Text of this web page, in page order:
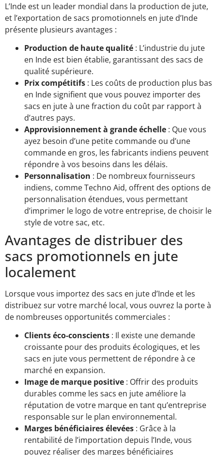
L’Inde est un leader mondial dans la production de jute,
et l’exportation de sacs promotionnels en jute d’Inde
présente plusieurs avantages :
Production de haute qualité : L’industrie du jute
en Inde est bien établie, garantissant des sacs de
qualité supérieure.
Prix compétitifs : Les coûts de production plus bas
en Inde signifient que vous pouvez importer des
sacs en jute à une fraction du coût par rapport à
d’autres pays.
Approvisionnement à grande échelle : Que vous
ayez besoin d’une petite commande ou d’une
commande en gros, les fabricants indiens peuvent
répondre à vos besoins dans les délais.
Personnalisation : De nombreux fournisseurs
indiens, comme Techno Aid, offrent des options de
personnalisation étendues, vous permettant
d’imprimer le logo de votre entreprise, de choisir le
style de votre sac, etc.
Avantages de distribuer des
sacs promotionnels en jute
localement
Lorsque vous importez des sacs en jute d’Inde et les
distribuez sur votre marché local, vous ouvrez la porte à
de nombreuses opportunités commerciales :
Clients éco-conscients : Il existe une demande
croissante pour des produits écologiques, et les
sacs en jute vous permettent de répondre à ce
marché en expansion.
Image de marque positive : Offrir des produits
durables comme les sacs en jute améliore la
réputation de votre marque en tant qu’entreprise
responsable sur le plan environnemental.
Marges bénéficiaires élevées : Grâce à la
rentabilité de l’importation depuis l’Inde, vous
pouvez réaliser des marges bénéficiaires